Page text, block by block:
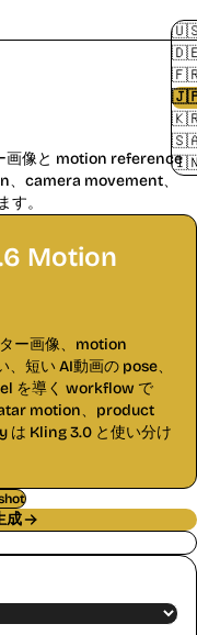
画像と motion reference
、camera movement、
。
Motion
ー画像、motion
短い AI動画の pose、
を導く workflow で
motion、product
Kling 3.0 と使い分け
成